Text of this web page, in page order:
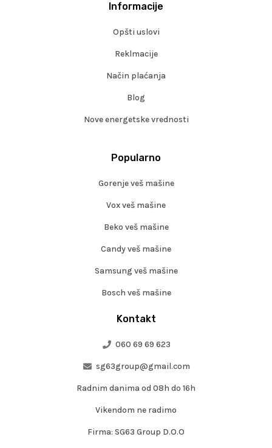
Kontakt
060 69 69 623
sg63group@gmail.com
Radnim danima od 08h do 16h
Vikendom ne radimo
Firma: SG63 Group D.O.O
Popularno
Gorenje veš mašine
Vox veš mašine
Beko veš mašine
Candy veš mašine
Samsung veš mašine
Bosch veš mašine
Informacije
Opšti uslovi
Reklmacije
Način plaćanja
Blog
Nove energetske vrednosti